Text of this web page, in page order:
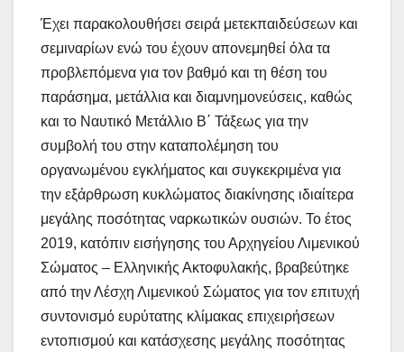
Έχει παρακολουθήσει σειρά μετεκπαιδεύσεων και
σεμιναρίων ενώ του έχουν απονεμηθεί όλα τα
προβλεπόμενα για τον βαθμό και τη θέση του
παράσημα, μετάλλια και διαμνημονεύσεις, καθώς
και το Ναυτικό Μετάλλιο Β΄ Τάξεως για την
συμβολή του στην καταπολέμηση του
οργανωμένου εγκλήματος και συγκεκριμένα για
την εξάρθρωση κυκλώματος διακίνησης ιδιαίτερα
μεγάλης ποσότητας ναρκωτικών ουσιών. Το έτος
2019, κατόπιν εισήγησης του Αρχηγείου Λιμενικού
Σώματος – Ελληνικής Ακτοφυλακής, βραβεύτηκε
από την Λέσχη Λιμενικού Σώματος για τον επιτυχή
συντονισμό ευρύτατης κλίμακας επιχειρήσεων
εντοπισμού και κατάσχεσης μεγάλης ποσότητας